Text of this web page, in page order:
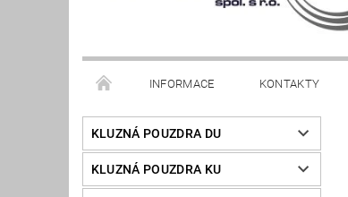
INFORMACE KONTAKTY
KLUZNÁ POUZDRA DU
KLUZNÁ POUZDRA KU